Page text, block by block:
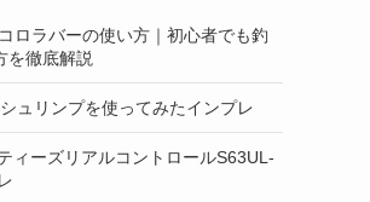
ロラバーの使い方｜初心者でも釣
を徹底解説
ュリンプを使ってみたインプレ
ィーズリアルコントロールS63UL-